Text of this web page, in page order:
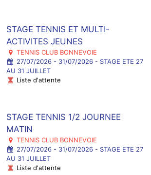
STAGE TENNIS ET MULTI-
ACTIVITES JEUNES
TENNIS CLUB BONNEVOIE
27/07/2026 - 31/07/2026 - STAGE ETE 27
AU 31 JUILLET
Liste d'attente
STAGE TENNIS 1/2 JOURNEE
MATIN
TENNIS CLUB BONNEVOIE
27/07/2026 - 31/07/2026 - STAGE ETE 27
AU 31 JUILLET
Liste d'attente